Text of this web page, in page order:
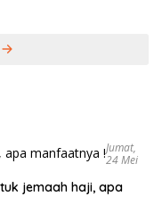
Jumat,
24 Mei
jemaah haji, apa